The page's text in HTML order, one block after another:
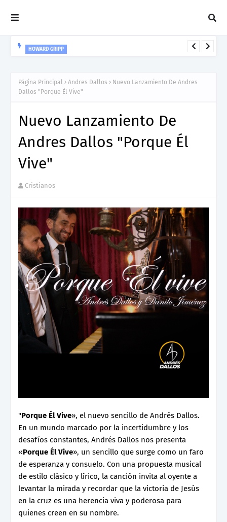
HOWARD GRIPP
Página Principal Andres Dallos
Nuevo Lanzamiento De Andres
Dallos "Porque Él Vive"
Nuevo Lanzamiento De
Andres Dallos "Porque Él
Vive"
Cristianos
"Porque Él Vive», el nuevo sencillo de Andrés Dallos.
En un mundo marcado por la incertidumbre y los
desafíos constantes, Andrés Dallos nos presenta
«Porque Él Vive», un sencillo que surge como un faro
de esperanza y consuelo. Con una propuesta musical
de estilo clásico y lírico, la canción invita al oyente a
levantar la mirada y recordar que la victoria de Jesús
en la cruz es una herencia viva y poderosa para
quienes creen en su nombre.